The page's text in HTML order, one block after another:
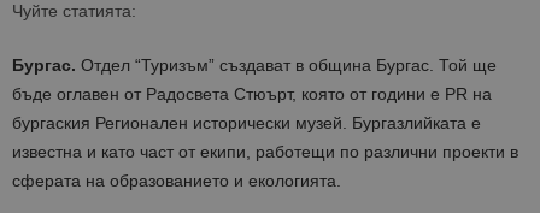
Чуйте статията:
Бургас. Отдел “Туризъм” създават в община Бургас. Той ще
бъде оглавен от Радосвета Стюърт, която от години е PR на
бургаския Регионален исторически музей. Бургазлийката е
известна и като част от екипи, работещи по различни проекти в
сферата на образованието и екологията.